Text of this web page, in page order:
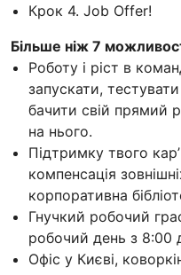
Крок 4. Job Offer!
Більше ніж 7
Роботу і ріст в
запускати,
бачити свій прямий
на нього.
Підтримку твого
компенсація
корпоративна
Гнучкий робочий
робочий день з 8:00
Офіс у Києві,